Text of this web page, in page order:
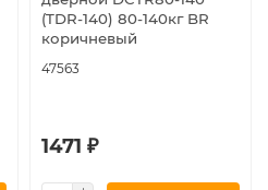
(TDR-140) 80-140кг BR
коричневый
47563
1471 ₽